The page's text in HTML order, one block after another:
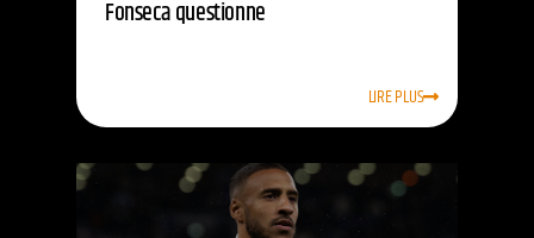
Fonseca questionne
LIRE PLUS